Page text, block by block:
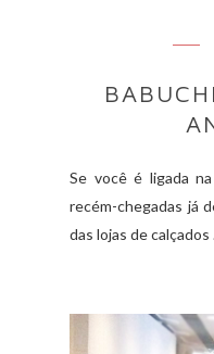
Se você é ligada
recém-chegadas já
das lojas de calçados